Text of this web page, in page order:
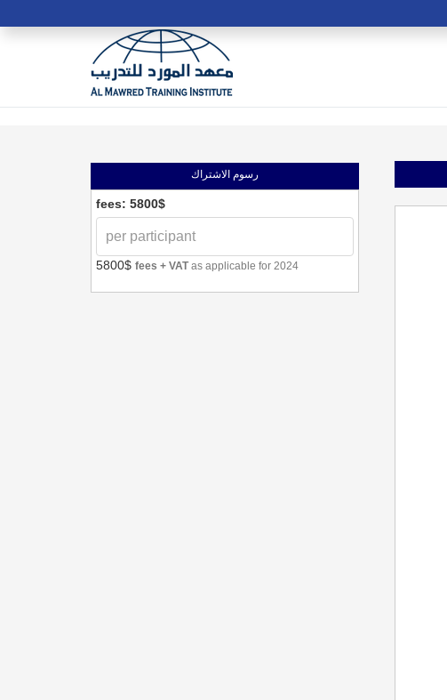
رسوم الاشتراك
fees: 5800$
5800$ fees + VATas applicable for 2024